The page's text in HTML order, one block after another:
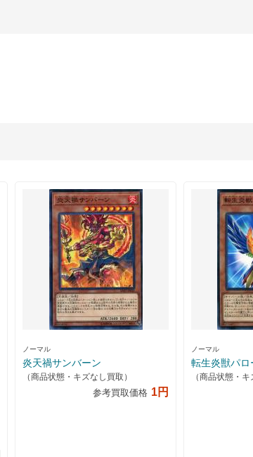
ノーマル
炎天禍サンバーン
（商品状態・キズなし買取）
参考買取価格 1円
ノーマル
転生炎獣パロ
（商品状態・